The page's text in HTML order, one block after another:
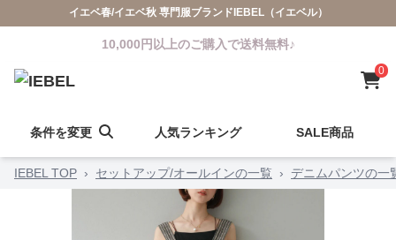
イエベ春/イエベ秋 専門服ブランドIEBEL（イエベル）
10,000円以上のご購入で送料無料♪
0
条件を変更 人気ランキング SALE商品
IEBEL TOP › セットアップ/オールインの一覧 › デニムパンツの一